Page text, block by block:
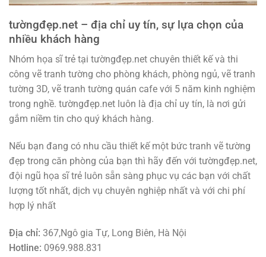
tườngđẹp.net – địa chỉ uy tín, sự lựa chọn của
nhiều khách hàng
Nhóm họa sĩ trẻ tại tườngđẹp.net chuyên thiết kế và thi
công vẽ tranh tường cho phòng khách, phòng ngủ, vẽ tranh
tường 3D, vẽ tranh tường quán cafe với 5 năm kinh nghiệm
trong nghề. tườngđẹp.net luôn là địa chỉ uy tín, là nơi gửi
gắm niềm tin cho quý khách hàng.
Nếu bạn đang có nhu cầu thiết kế một bức tranh vẽ tường
đẹp trong căn phòng của bạn thì hãy đến với tườngđẹp.net,
đội ngũ họa sĩ trẻ luôn sẵn sàng phục vụ các bạn với chất
lượng tốt nhất, dịch vụ chuyên nghiệp nhất và với chi phí
hợp lý nhất
Địa chỉ: 367,Ngô gia Tự, Long Biên, Hà Nội
Hotline: 0969.988.831